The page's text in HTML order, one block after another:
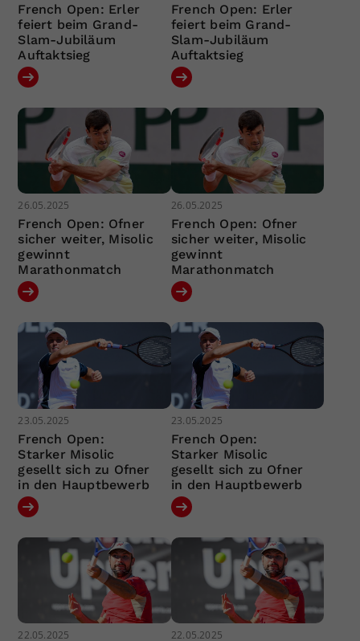
French Open: Erler
feiert beim Grand-
Slam-Jubiläum
Auftaktsieg
French Open: Erler
feiert beim Grand-
Slam-Jubiläum
Auftaktsieg
26.05.2025
French Open: Ofner
sicher weiter, Misolic
gewinnt
Marathonmatch
26.05.2025
French Open: Ofner
sicher weiter, Misolic
gewinnt
Marathonmatch
23.05.2025
French Open:
Starker Misolic
gesellt sich zu Ofner
in den Hauptbewerb
23.05.2025
French Open:
Starker Misolic
gesellt sich zu Ofner
in den Hauptbewerb
22.05.2025 22.05.2025